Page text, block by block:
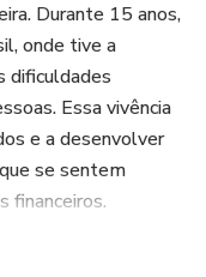
Hill
Kim & Renée
Durante 15 anos,
onde tive a
dificuldades
Essa vivência
e a desenvolver
se sentem
financeiros.
o descontrole